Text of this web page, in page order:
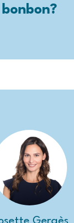
bonbon?